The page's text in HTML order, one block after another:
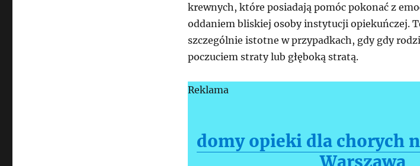
krewnych, które posiadają pomóc pokonać z
oddaniem bliskiej osoby instytucji opiekuńczej.
szczególnie istotne w przypadkach, gdy gdy
poczuciem straty lub głęboką stratą.
Reklama
domy opieki dla chorych
Warszawa